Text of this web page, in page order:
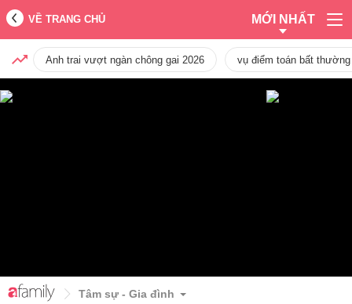
VỀ TRANG CHỦ MỚI NHẤT
Anh trai vượt ngàn chông gai 2026 vụ điểm toán bất
Tâm sự - Gia đình